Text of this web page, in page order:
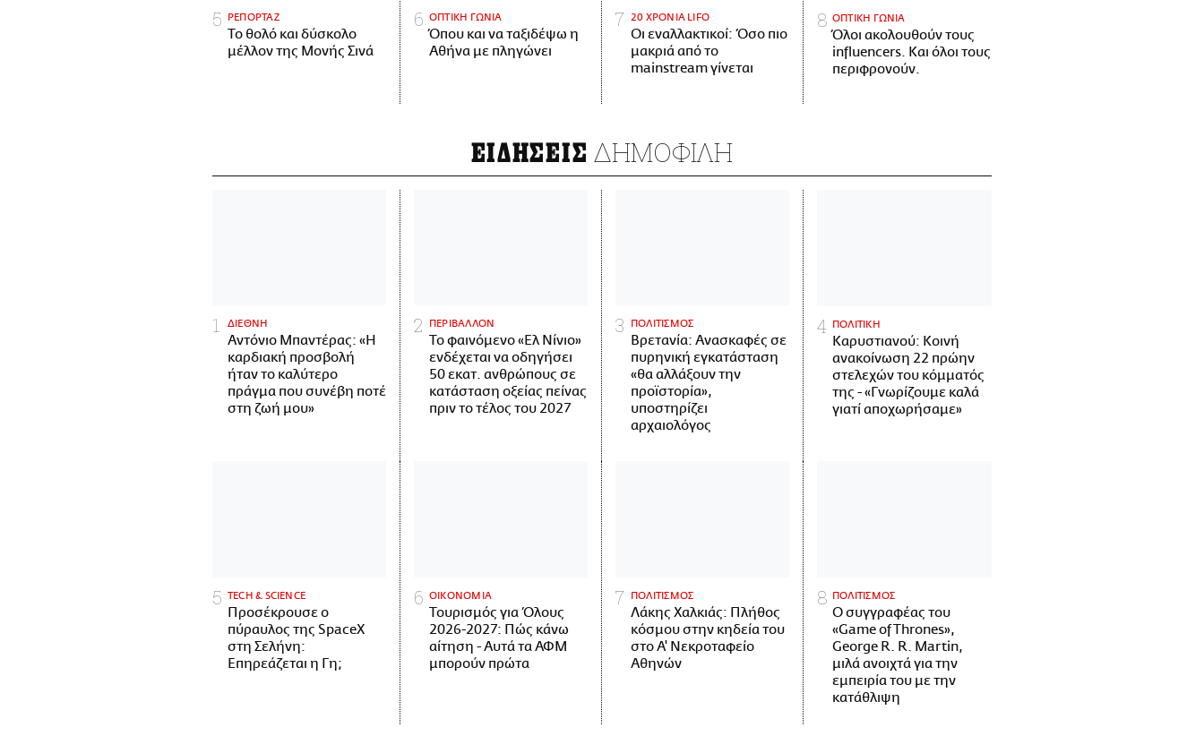
ΡΕΠΟΡΤΑΖ
Το θολό και δύσκολο
μέλλον της Μονής Σινά
ΟΠΤΙΚΗ ΓΩΝΙΑ
Όπου και να ταξιδέψω η
Αθήνα με πληγώνει
20 ΧΡΟΝΙΑ LIFO
Οι εναλλακτικοί: Όσο πιο
μακριά από το
mainstream γίνεται
ΟΠΤΙΚΗ ΓΩΝΙΑ
Όλοι ακολουθούν τους
influencers. Και όλοι τους
περιφρονούν.
ΕΙΔΗΣΕΙΣ ΔΗΜΟΦΙΛΗ
ΔΙΕΘΝΗ
Αντόνιο Μπαντέρας: «Η
καρδιακή προσβολή
ήταν το καλύτερο
πράγμα που συνέβη ποτέ
στη ζωή μου»
ΠΕΡΙΒΑΛΛΟΝ
Το φαινόμενο «Ελ Νίνιο»
ενδέχεται να οδηγήσει
50 εκατ. ανθρώπους σε
κατάσταση οξείας πείνας
πριν το τέλος του 2027
ΠΟΛΙΤΙΣΜΟΣ
Βρετανία: Ανασκαφές σε
πυρηνική εγκατάσταση
«θα αλλάξουν την
προϊστορία»,
υποστηρίζει
αρχαιολόγος
ΠΟΛΙΤΙΚΗ
Καρυστιανού: Κοινή
ανακοίνωση 22 πρώην
στελεχών του κόμματός
της - «Γνωρίζουμε καλά
γιατί αποχωρήσαμε»
ΤECH & SCIENCE
Προσέκρουσε ο
πύραυλος της SpaceX
στη Σελήνη:
Επηρεάζεται η Γη;
ΟΙΚΟΝΟΜΙΑ
Τουρισμός για Όλους
2026-2027: Πώς κάνω
αίτηση - Αυτά τα ΑΦΜ
μπορούν πρώτα
ΠΟΛΙΤΙΣΜΟΣ
Λάκης Χαλκιάς: Πλήθος
κόσμου στην κηδεία του
στο Α' Νεκροταφείο
Αθηνών
ΠΟΛΙΤΙΣΜΟΣ
Ο συγγραφέας του
«Game of Thrones»,
George R. R. Martin,
μιλά ανοιχτά για την
εμπειρία του με την
κατάθλιψη